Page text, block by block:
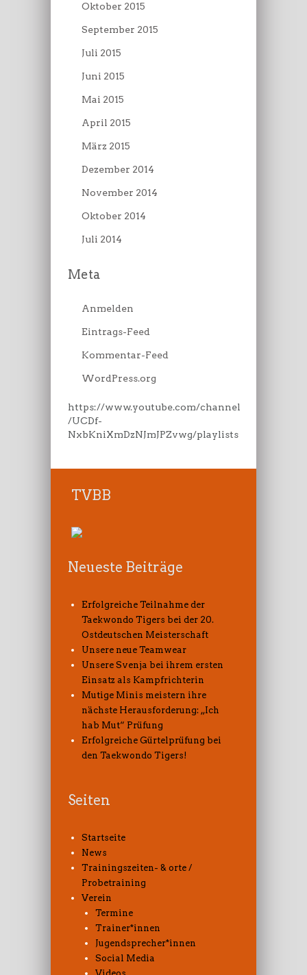
Oktober 2015
September 2015
Juli 2015
Juni 2015
Mai 2015
April 2015
März 2015
Dezember 2014
November 2014
Oktober 2014
Juli 2014
Meta
Anmelden
Eintrags-Feed
Kommentar-Feed
WordPress.org
https://www.youtube.com/channel
/UCDf-
NxbKniXmDzNJmJPZvwg/playlists
TVBB
Neueste Beiträge
Erfolgreiche Teilnahme der
Taekwondo Tigers bei der 20.
Ostdeutschen Meisterschaft
Unsere neue Teamwear
Unsere Svenja bei ihrem ersten
Einsatz als Kampfrichterin
Mutige Minis meistern ihre
nächste Herausforderung: „Ich
hab Mut“ Prüfung
Erfolgreiche Gürtelprüfung bei
den Taekwondo Tigers!
Seiten
Startseite
News
Trainingszeiten- & orte /
Probetraining
Verein
Termine
Trainer*innen
Jugendsprecher*innen
Social Media